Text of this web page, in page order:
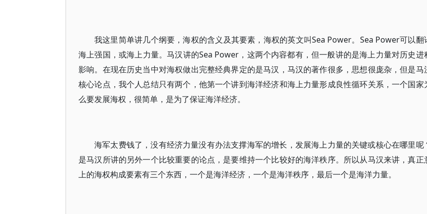
我这里简单讲几个纲要，海权的含义及其要素，海权的英文叫Sea Power。Sea Power可以翻
海上强国，或海上力量。马汉讲的Sea Power，这两个内容都有，但一般讲的是海上力量对历史进
影响。在现在历史当中对海权做出完整经典界定的是马汉，马汉的著作很多，思想很庞杂，但是马
核心论点，我个人总结只有两个，他第一个讲到海洋经济和海上力量形成良性循环关系，一个国家
么要发展海权，很简单，是为了保证海洋经济。
海军太费钱了，没有经济力量没有办法支撑海军的增长，发展海上力量的关键或核心在哪里呢
是马汉所讲的另外一个比较重要的论点，是要维持一个比较好的海洋秩序。所以从马汉来讲，真正
上的海权构成要素有三个东西，一个是海洋经济，一个是海洋秩序，最后一个是海洋力量。